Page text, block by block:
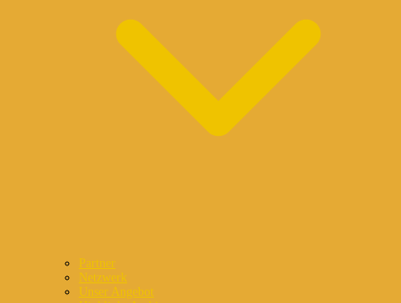
Partner
Netzwerk
Unser Angebot